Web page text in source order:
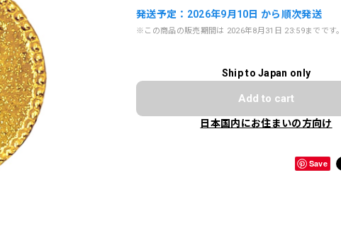
発送予定：2026年9月10日 から順次発送
※この商品の販売期間は 2026年8月31日 23:59までです。
Ship to Japan only
Add to cart
日本国内にお住まいの方向け
Save